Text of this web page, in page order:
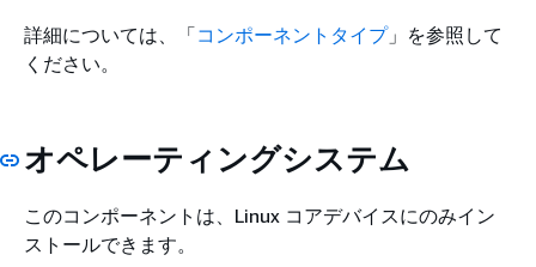
詳細については、「コンポーネントタイプ」を参照して
ください。
オペレーティングシステム
このコンポーネントは、Linux コアデバイスにのみイン
ストールできます。